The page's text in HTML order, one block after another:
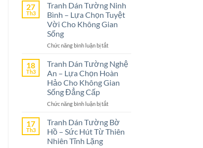
27
Th3
Tranh Dán Tường Ninh
Bình – Lựa Chọn Tuyệt
Vời Cho Không Gian
Sống
Chức năng bình luận bị tắtở
Dán
Tường
Bình
Lựa
Tuyệt
Vời
18
Th3
Tranh Dán Tường Nghệ
An – Lựa Chọn Hoàn
Hảo Cho Không Gian
Sống Đẳng Cấp
Chức năng bình luận bị tắtở
Dán
Tường
17
Th3
Tranh Dán Tường Bờ
Hồ – Sức Hút Từ Thiên
Nhiên Tĩnh Lặng